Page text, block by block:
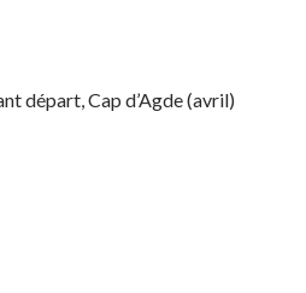
départ, Cap d’Agde (avril)